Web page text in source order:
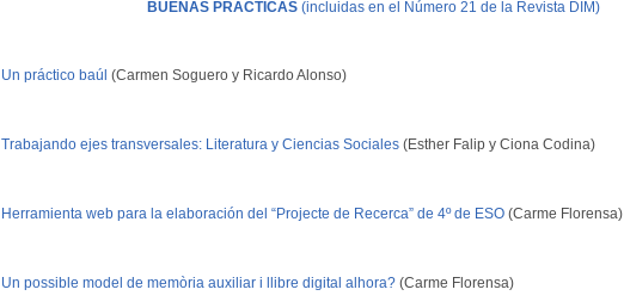
BUENAS PRÁCTICAS(incluidas en el Número 21 de la Revista DIM)
Un práctico baúl (Carmen Soguero y Ricardo Alonso)
Trabajando ejes transversales: Literatura y Ciencias Sociales(Esther Falip y Ciona Codina)
Herramienta web para la elaboración del “Projecte de Recerca” de 4º de ESO(Carme Florensa)
Un possible model de memòria auxiliar i llibre digital alhora?(Carme Florensa)